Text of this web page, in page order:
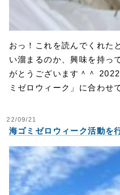
おっ！これを読んでくれた
い溜まるのか、興味を持っ
がとうございます＾＾
ミゼロウィーク」に合わせ
22/09/21
海ゴミゼロウィーク活動を